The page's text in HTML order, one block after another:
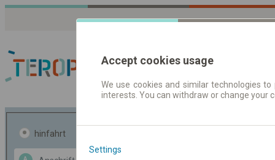
Fahrplandaten |
hinfahrt
Data CC-BY-SA
Accept cookies usage
We use cookies and similar technologies
interests. You can withdraw or change
Settings